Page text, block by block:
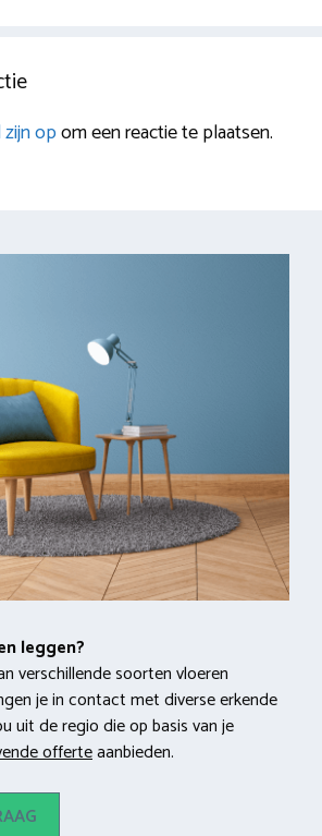
opom een reactie te plaatsen.
leggen?
verschillende soorten vloeren
je in contact met diverse erkende
uit de regio die op basis van je
offerteaanbieden.